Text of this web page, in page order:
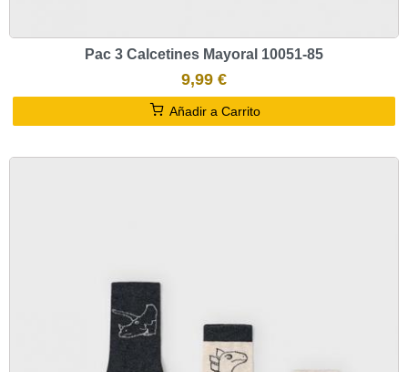
Pac 3 Calcetines Mayoral 10051-85
9,99 €
Añadir a Carrito